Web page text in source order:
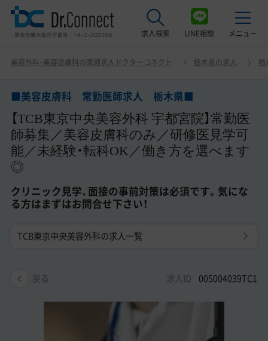
求人検索 LINE相談 メニュー
美容クリニック見学ご希望の方はこちら
サービス紹介
ドクターコネクトの強み
エージェント紹介
常勤求人一覧
非常勤・アルバイト求人一覧
美容外科・美容皮膚科の医師転職体験談
美容外科・美容皮膚科の医師求人ドクターコネクト 栃木県の求人 栃
■美容皮膚科 常勤医師求人 栃木県■
【TCB東京中央美容外科 宇都宮院】常勤医
師募集／美容皮膚科のみ／研修医見学可
能／未経験・転科OK／働き方を選べます
◎
クリニック見学、面接の事前対策は必須です。気にな
る方はまずはお問合せ下さい！
TCB東京中央美容外科の求人一覧
戻る 求人ID 005004039TC1
■美容皮膚科 常勤医師求人 栃木県■ 【TCB東京中央美
容外科 宇都宮院】常勤医師募集／美容皮膚科のみ／研修医
ック見学、面接の事前対策は必須です。気になる方はまず